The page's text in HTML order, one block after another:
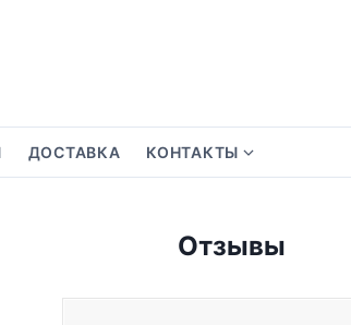
ДОСТАВКА КОНТАКТЫ
w
u
Отзывы